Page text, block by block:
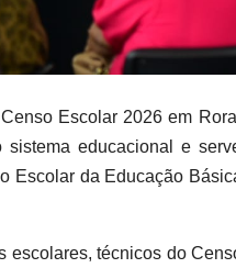
Escolar 2026 em
educacional e
Escolar da Educação
técnicos do